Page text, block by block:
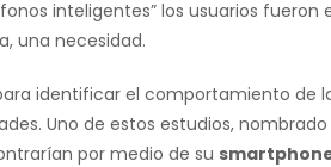
inteligentes” los usuarios
una necesidad.
identificar el comportamiento de
Uno de estos estudios, nombrado
por medio de su